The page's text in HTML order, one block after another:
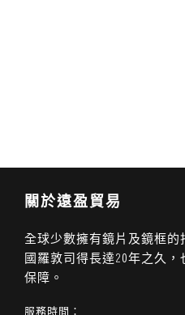
關於遠盈貿易
全球少數擁有鏡片及鏡框
國羅敦司得長達20年之久
保障。